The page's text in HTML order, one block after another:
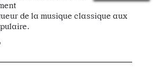
de la musique classique aux